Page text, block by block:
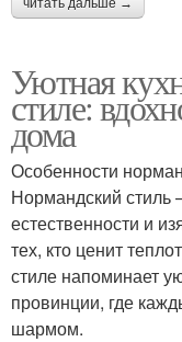
Уютная
стиле:
дома
Особенности
Нормандский стиль
естественности и
тех, кто ценит
стиле напоминает
провинции, где
шармом.